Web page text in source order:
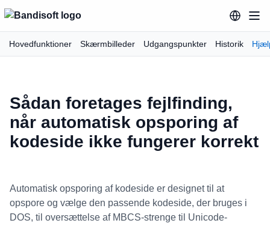
Hovedfunktioner Skærmbilleder Udgangspunkter Historik
Sådan foretages fejlfinding,
når automatisk opsporing af
kodeside ikke fungerer korrekt
Automatisk opsporing af kodeside er designet til at
opspore og vælge den passende kodeside, der bruges i
DOS, til oversættelse af MBCS-strenge til Unicode-